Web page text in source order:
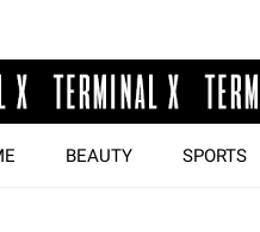
SPORTS
BEAUTY